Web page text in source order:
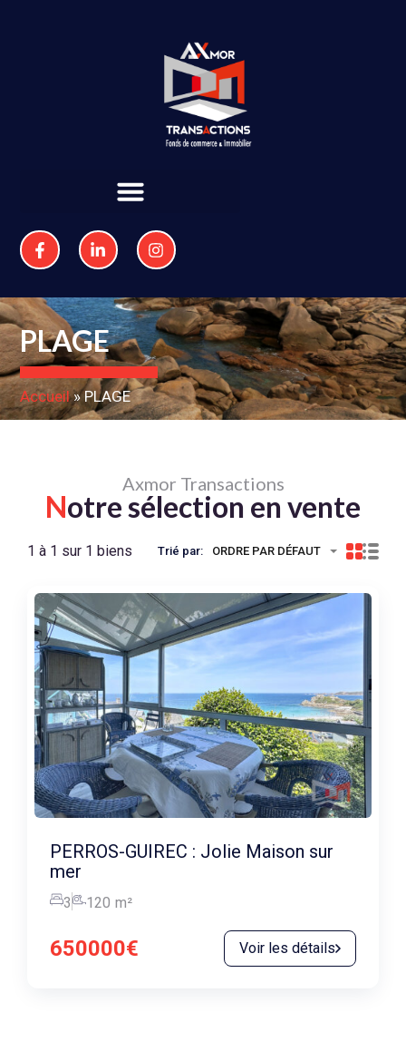
PLAGE
Accueil»PLAGE
Axmor Transactions
Notre sélection en vente
1 à 1 sur 1 biens Trié par: ORDRE PAR DÉFAUT
PERROS-GUIREC : Jolie Maison sur
mer
3 120 m²
650000€ Voir les détails